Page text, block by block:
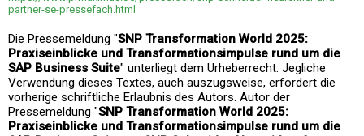
partner-se-pressefach.html
Die Pressemeldung "SNP Transformation World 2025:
Praxiseinblicke und Transformationsimpulse rund um die
SAP Business Suite" unterliegt dem Urheberrecht. Jegliche
Verwendung dieses Textes, auch auszugsweise, erfordert die
vorherige schriftliche Erlaubnis des Autors. Autor der
Pressemeldung "SNP Transformation World 2025:
Praxiseinblicke und Transformationsimpulse rund um die